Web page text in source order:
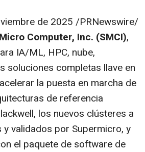
de 2025 /PRNewswire/
Computer, Inc. (SMCI),
IA/ML, HPC, nube,
soluciones completas llave en
la puesta en marcha de
de referencia
los nuevos clústeres a
validados por Supermicro, y
el paquete de software de